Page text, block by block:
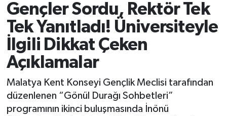
Gençler Sordu, Rektör Tek
Tek Yanıtladı! Üniversiteyle
İlgili Dikkat Çeken
Açıklamalar
Malatya Kent Konseyi Gençlik Meclisi tarafından
düzenlenen “Gönül Durağı Sohbetleri”
programının ikinci buluşmasında İnönü
Yaşam